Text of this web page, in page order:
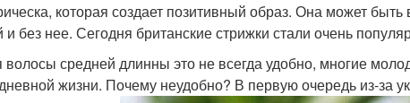
которая создает позитивный образ. Она может
и без нее. Сегодня британские стрижки стали очень
волосы средней длинны это не всегда удобно, многие
жизни. Почему неудобно? В первую очередь из-за